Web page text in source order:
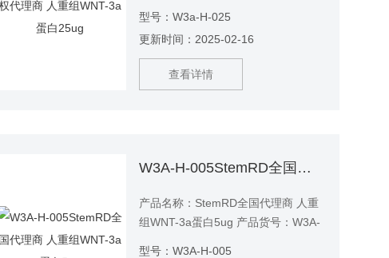
型号：W3a-H-025
更新时间：2025-02-16
查看详情
W3A-H-005StemRD全国代理商 人重组WNT-3a蛋白5ug
产品名称：StemRD全国代理商 人重
组WNT-3a蛋白5ug 产品货号：W3A-
型号：W3A-H-005